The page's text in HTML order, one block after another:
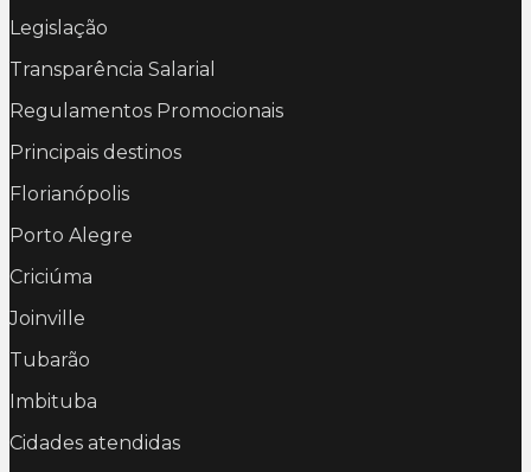
Legislação
Transparência Salarial
Regulamentos Promocionais
Principais destinos
Florianópolis
Porto Alegre
Criciúma
Joinville
Tubarão
Imbituba
Cidades atendidas